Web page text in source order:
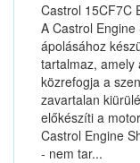
Castrol 15CF7C
A Castrol
ápolásához
tartalmaz, amely
közrefogja a
zavartalan
előkészíti a
Castrol Engine
- nem tar...